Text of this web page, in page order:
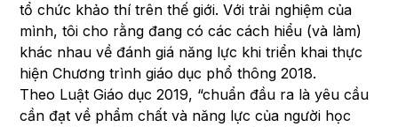
tổ chức khảo thí trên thế giới. Với trải nghiệm của
mình, tôi cho rằng đang có các cách hiểu (và làm)
khác nhau về đánh giá năng lực khi triển khai thực
hiện Chương trình giáo dục phổ thông 2018.
Theo Luật Giáo dục 2019, “chuẩn đầu ra là yêu cầu
cần đạt về phẩm chất và năng lực của người học